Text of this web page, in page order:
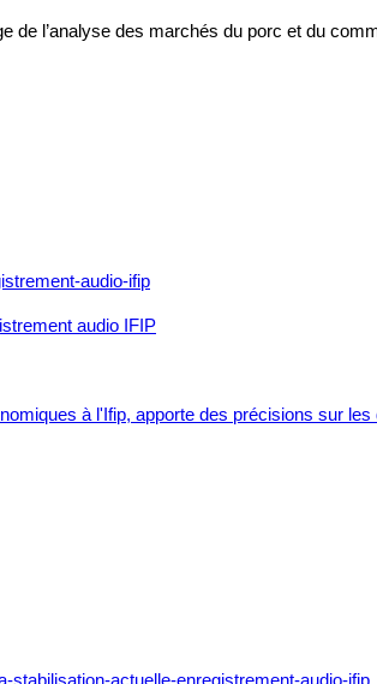
de l’analyse des marchés du porc et du
audio IFIP
à l'Ifip, apporte des précisions sur